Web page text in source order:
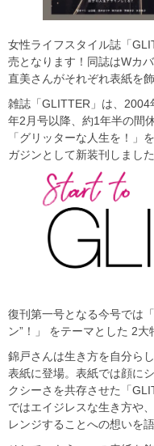
女性ライフスタイル誌「
売となります！同誌はWカ
直美さんがそれぞれ表紙を飾
雑誌「GLITTER」は、
年2月号以降、約1年半の間
「グリッターな人生を！」
ガジンとして新装刊しました
復刊第一号となる今号では
ン”！」 をテーマとした 2大
錦戸さんは生き方を自分ら
表紙に登場。表紙では顔に
クシーさを共存させた「
ではエイジレスな生き方や
レンジすることへの想いを